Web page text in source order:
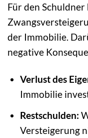
Für den
der Immobilie.
negative
Verlust des
Immobilie
Restschulden:
Versteigerung